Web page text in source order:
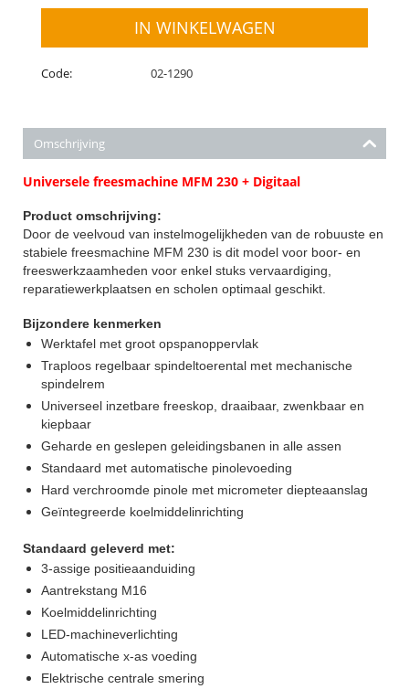
IN WINKELWAGEN
Code: 02-1290
Omschrijving
Universele freesmachine MFM 230 + Digitaal
Product omschrijving:
Door de veelvoud van instelmogelijkheden van de robuuste en
stabiele freesmachine MFM 230 is dit model voor boor- en
freeswerkzaamheden voor enkel stuks vervaardiging,
reparatiewerkplaatsen en scholen optimaal geschikt.
Bijzondere kenmerken
Werktafel met groot opspanoppervlak
Traploos regelbaar spindeltoerental met mechanische
spindelrem
Universeel inzetbare freeskop, draaibaar, zwenkbaar en
kiepbaar
Geharde en geslepen geleidingsbanen in alle assen
Standaard met automatische pinolevoeding
Hard verchroomde pinole met micrometer diepteaanslag
Geïntegreerde koelmiddelinrichting
Standaard geleverd met:
3-assige positieaanduiding
Aantrekstang M16
Koelmiddelinrichting
LED-machineverlichting
Automatische x-as voeding
Elektrische centrale smering